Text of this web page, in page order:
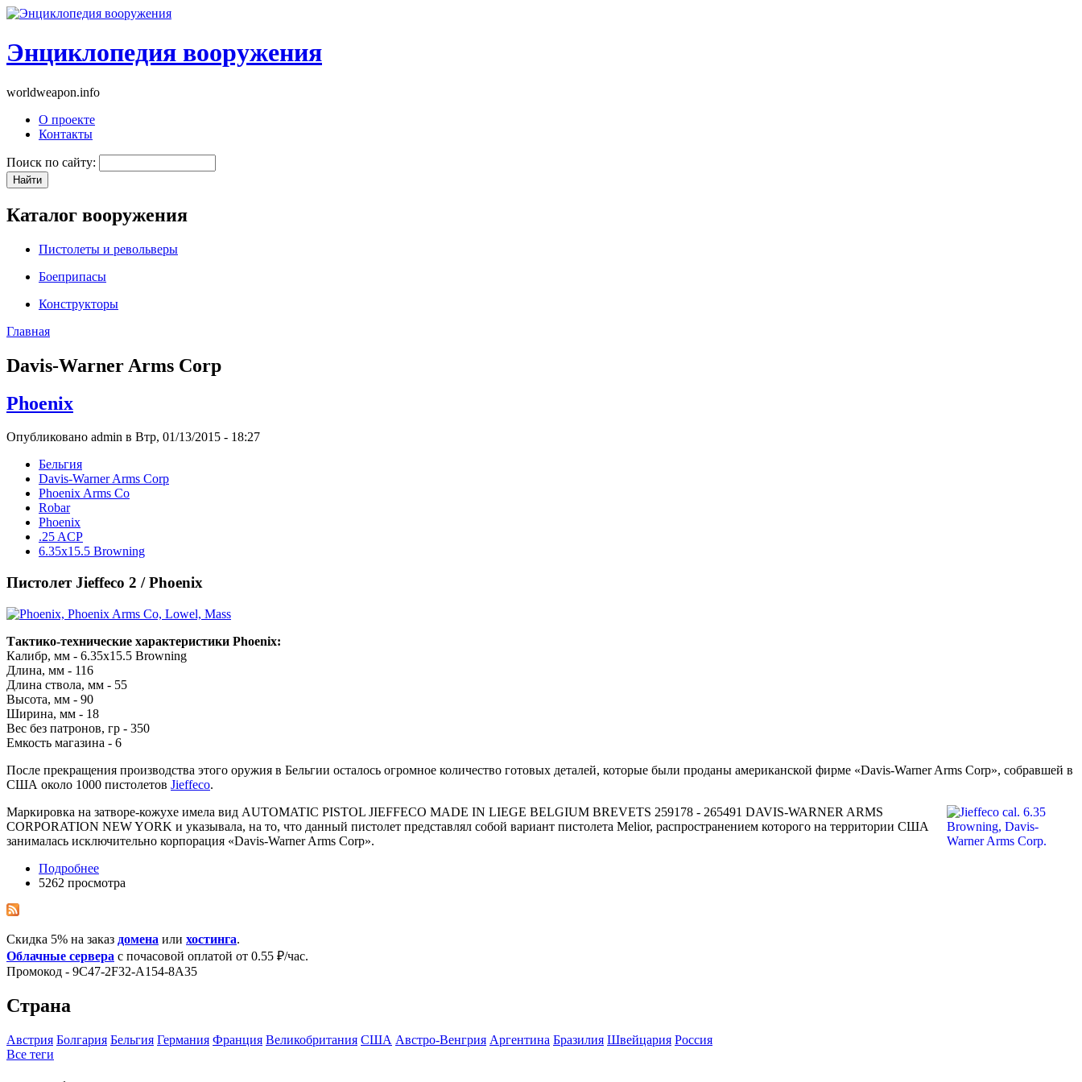
Энциклопедия вооружения
worldweapon.info
О проекте
Контакты
Поиск по сайту:
Каталог вооружения
Пистолеты и револьверы
Боеприпасы
Конструкторы
Главная
Davis-Warner Arms Corp
Phoenix
Опубликовано admin в Втр, 01/13/2015 - 18:27
Бельгия
Davis-Warner Arms Corp
Phoenix Arms Co
Robar
Phoenix
.25 ACP
6.35x15.5 Browning
Пистолет Jieffeco 2 / Phoenix
Тактико-технические характеристики Phoenix:
Калибр, мм - 6.35x15.5 Browning
Длина, мм - 116
Длина ствола, мм - 55
Высота, мм - 90
Ширина, мм - 18
Вес без патронов, гр - 350
Емкость магазина - 6
После прекращения производства этого оружия в Бельгии осталось огромное количество готовых деталей, которые были проданы американской фирме «Davis-Warner Arms Corp», собравшей в
США около 1000 пистолетов Jieffeco.
Маркировка на затворе-кожухе имела вид AUTOMATIC PISTOL JIEFFECO MADE IN LIEGE BELGIUM BREVETS 259178 - 265491 DAVIS-WARNER ARMS
CORPORATION NEW YORK и указывала, на то, что данный пистолет представлял собой вариант пистолета Melior, распространением которого на территории США
занималась исключительно корпорация «Davis-Warner Arms Corp».
Подробнее
5262 просмотра
Скидка 5% на заказ домена или хостинга.
Облачные сервера с почасовой оплатой от 0.55 ₽/час.
Промокод - 9C47-2F32-A154-8A35
Страна
Австрия Болгария Бельгия Германия Франция Великобритания США Австро-Венгрия Аргентина Бразилия Швейцария Росcия
Все теги